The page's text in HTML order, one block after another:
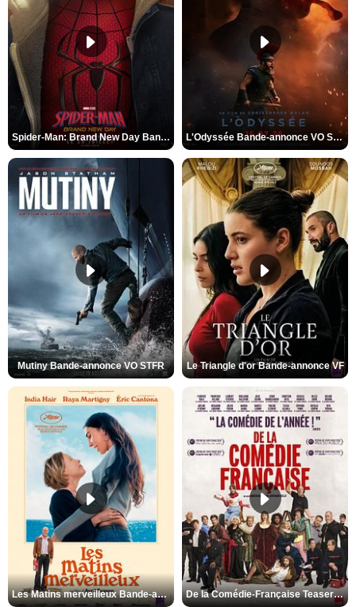
Spider-Man: Brand New Day Bande-annonce VO STFR L'Odyssée Bande-annonce VO STFR
Mutiny Bande-annonce VO STFR Le Triangle d'or Bande-annonce VF
Les Matins merveilleux Bande-annonce VF De la Comédie-Française Teaser VF